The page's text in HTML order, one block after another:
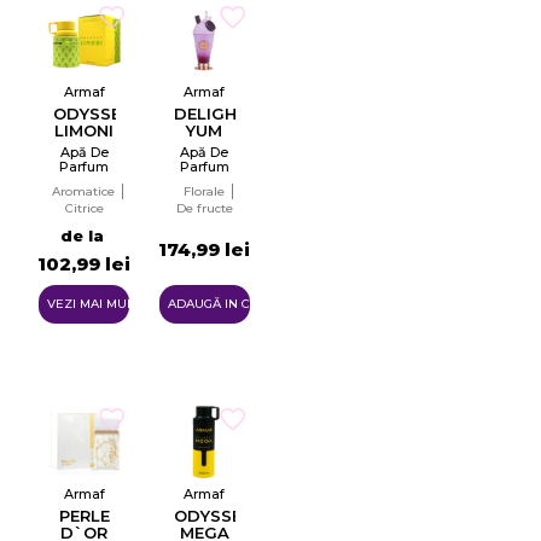
Armaf
ODYSSEY
LIMONI
FRESH
EDITION
Apă De
Parfum
EDP
Aromatice
Citrice
de la
102,99 lei
VEZI MAI MULTE
Armaf
DELIGHTS
YUM
YUM
Apă De
Parfum
Femei
EDP
Florale
De fructe
174,99 lei
ADAUGĂ IN COŞ
Armaf
PERLE
D`OR
Armaf
ODYSSEY
MEGA